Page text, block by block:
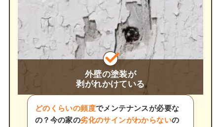
外壁の塗装が
剥がれかけている
どのくらいの頻度でメンテナンスが必要な
の？今の家の劣化のサインがわからないの